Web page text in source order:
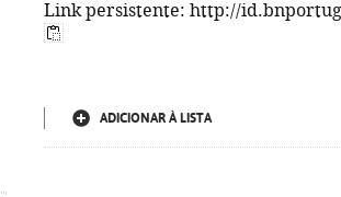
Link persistente: http://
ADICIONAR À LISTA